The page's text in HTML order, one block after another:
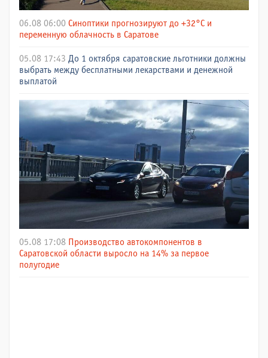
06.08 06:00 Синоптики прогнозируют до +32°C и
переменную облачность в Саратове
05.08 17:43 До 1 октября саратовские льготники должны
выбрать между бесплатными лекарствами и денежной
выплатой
05.08 17:08 Производство автокомпонентов в
Саратовской области выросло на 14% за первое
полугодие